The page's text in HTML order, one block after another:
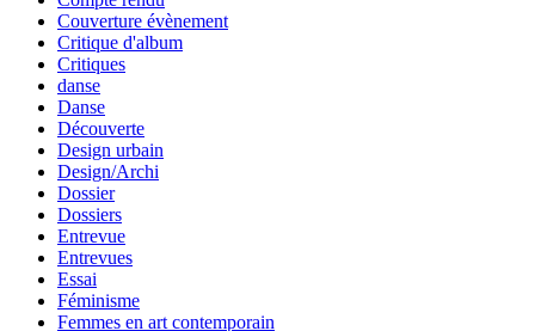
Couverture évènement
Critique d'album
Critiques
danse
Danse
Découverte
Design urbain
Design/Archi
Dossier
Dossiers
Entrevue
Entrevues
Essai
Féminisme
Femmes en art contemporain